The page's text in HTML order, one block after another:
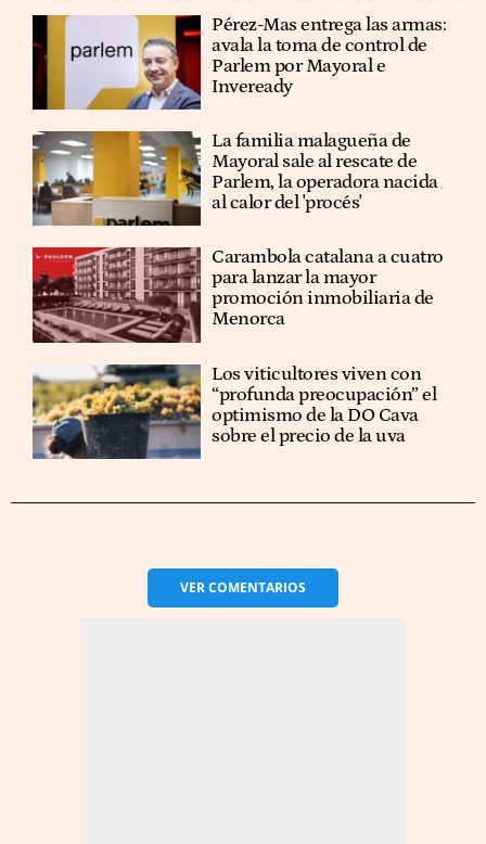
Pérez-Mas entrega las armas:
avala la toma de control de
Parlem por Mayoral e
Inveready
La familia malagueña de
Mayoral sale al rescate de
Parlem, la operadora nacida
al calor del 'procés'
Carambola catalana a cuatro
para lanzar la mayor
promoción inmobiliaria de
Menorca
Los viticultores viven con
“profunda preocupación” el
optimismo de la DO Cava
sobre el precio de la uva
VERCOMENTARIOS